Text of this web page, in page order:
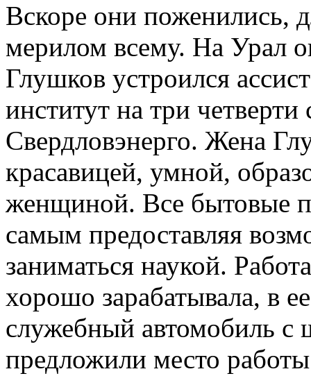
Вскоре они поженились,
мерилом всему. На Урал
Глушков устроился
институт на три
Свердловэнерго. Жена
красавицей, умной,
женщиной. Все бытовые
самым предоставляя
заниматься наукой.
хорошо зарабатывала, в
служебный автомобиль
предложили место